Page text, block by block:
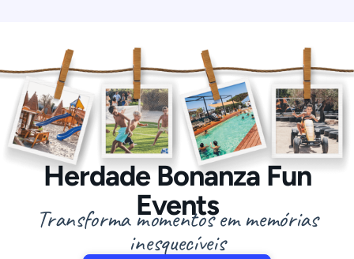
Herdade Bonanza Fun
Events
Transforma momentos em memórias
inesquecíveis